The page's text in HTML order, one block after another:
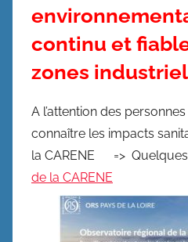
continu et
zones
A l’attention des
connaître les impacts
la CARENE =>
de la CARENE